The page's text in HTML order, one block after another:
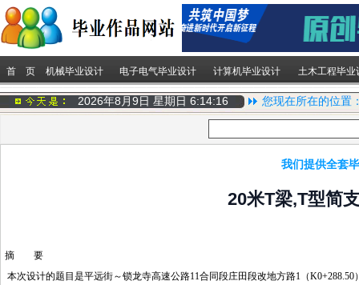
首 页 机械毕业设计 电子电气毕业设计 计算机毕业设计 土木工程毕业
2026年8月9日 星期日 6:14:16 您现在所在的位置
我们提供全套
20米T梁,T型简
摘 要
本次设计的题目是平远街～锁龙寺高速公路11合同段庄田段改地方路1（